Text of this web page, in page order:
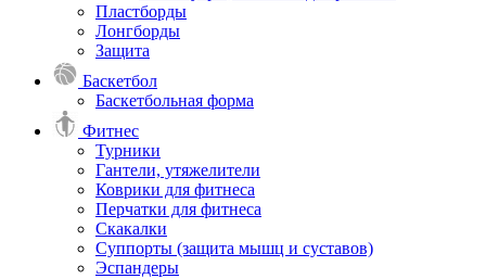
Пластборды
Лонгборды
Защита
Баскетбол
Баскетбольная форма
Фитнес
Турники
Гантели, утяжелители
Коврики для фитнеса
Перчатки для фитнеса
Скакалки
Суппорты (защита мышц и суставов)
Эспандеры